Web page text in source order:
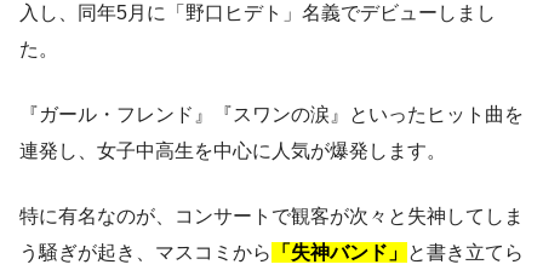
入し、同年5月に「野口ヒデト」名義でデビューしまし
た。
『ガール・フレンド』『スワンの涙』といったヒット曲を
連発し、女子中高生を中心に人気が爆発します。
特に有名なのが、コンサートで観客が次々と失神してしま
う騒ぎが起き、マスコミから
「失神バンド」 と書き立てら